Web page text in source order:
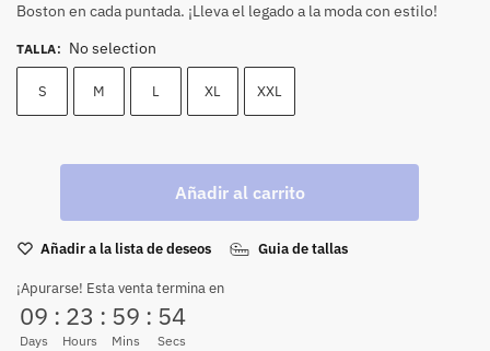
Boston en cada puntada. ¡Lleva el legado a la moda con estilo!
TALLA: No selection
S M L XL XXL
Añadir al carrito
Añadir a la lista de deseos Guia de tallas
¡Apurarse! Esta venta termina en
09
Days
: 23
Hours
: 59
Mins
: 54
Secs